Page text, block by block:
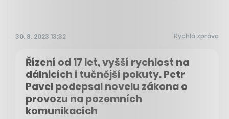
30. 8. 2023 13:32 Rychlá zpráva
Řízení od 17 let, vyšší rychlost na
dálnicích i tučnější pokuty. Petr
Pavel podepsal novelu zákona o
provozu na pozemních
komunikacích